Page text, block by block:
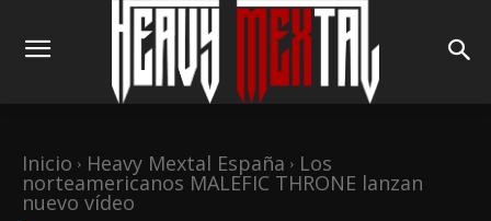
Inicio Heavy Mextal España Los
norteamericanos MALEFIC THRONE lanzan
nuevo vídeo